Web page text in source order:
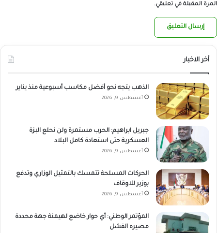
المرة المقبلة في تعليقي.
أخر الاخبار
الذهب يتجه نحو أفضل مكاسب أسبوعية منذ يناير
أغسطس 9, 2026
جبريل ابراهيم: الحرب مستمرة ولن نحلع البزة
العسكرية حتى استعادة كامل البلاد
أغسطس 9, 2026
الحركات المسلحة تتمسك بالتمثيل الوزاري وتدفع
بوزير للاوقاف
أغسطس 9, 2026
المؤتمر الوطني: أي حوار خاضع لهيمنة جهة محددة
مصيره الفشل